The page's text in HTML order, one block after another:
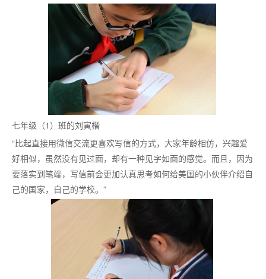
七年级（1）班的刘寅楷
“比起直接用微信交流更喜欢写信的方式，大家年龄相仿，兴趣爱
好相似，虽然没有见过面，却有一种见字如面的感觉。而且，因为
要落实到笔端，写信前会更加认真思考如何给美国的小伙伴介绍自
己的国家，自己的学校。”